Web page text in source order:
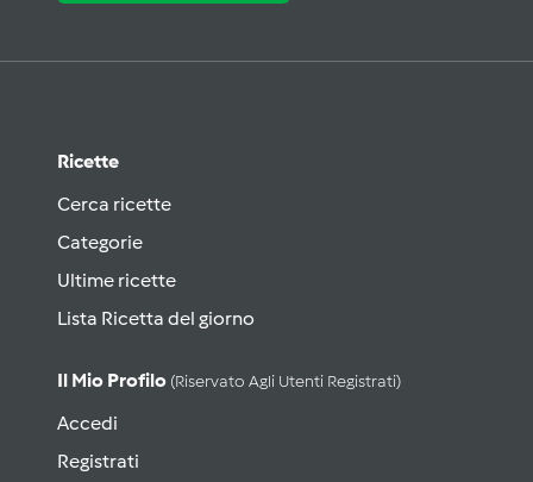
Ricette
Cerca ricette
Categorie
Ultime ricette
Lista Ricetta del giorno
Il Mio Profilo (riservato Agli Utenti Registrati)
Accedi
Registrati